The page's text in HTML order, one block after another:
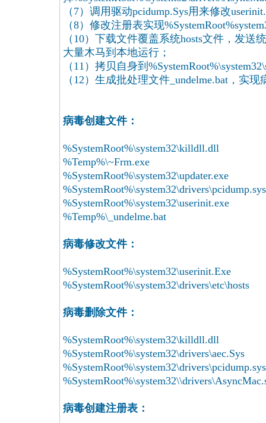
（7）调用驱动pcidump.Sys用来修改
（8）修改注册表实现
（10）下载文件覆盖系统hosts文件，发送
大量木马到本地运行；
（11）拷贝自身到
（12）生成批处理文件_undelme.bat，实
病毒创建文件：
%SystemRoot%\system32\killdll.dll
%Temp%\~Frm.exe
%SystemRoot%\system32\updater.exe
%SystemRoot%\system32\drivers\pcidump.sys
%SystemRoot%\system32\userinit.exe
%Temp%\_undelme.bat
病毒修改文件：
%SystemRoot%\system32\userinit.Exe
%SystemRoot%\system32\drivers\etc\hosts
病毒删除文件：
%SystemRoot%\system32\killdll.dll
%SystemRoot%\system32\drivers\aec.Sys
%SystemRoot%\system32\drivers\pcidump.sys
病毒创建注册表：